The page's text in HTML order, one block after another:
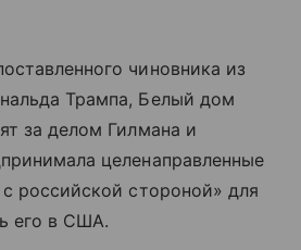
чиновника из
Трампа, Белый дом
за делом Гилмана и
целенаправленные
российской стороной» для
его в США.